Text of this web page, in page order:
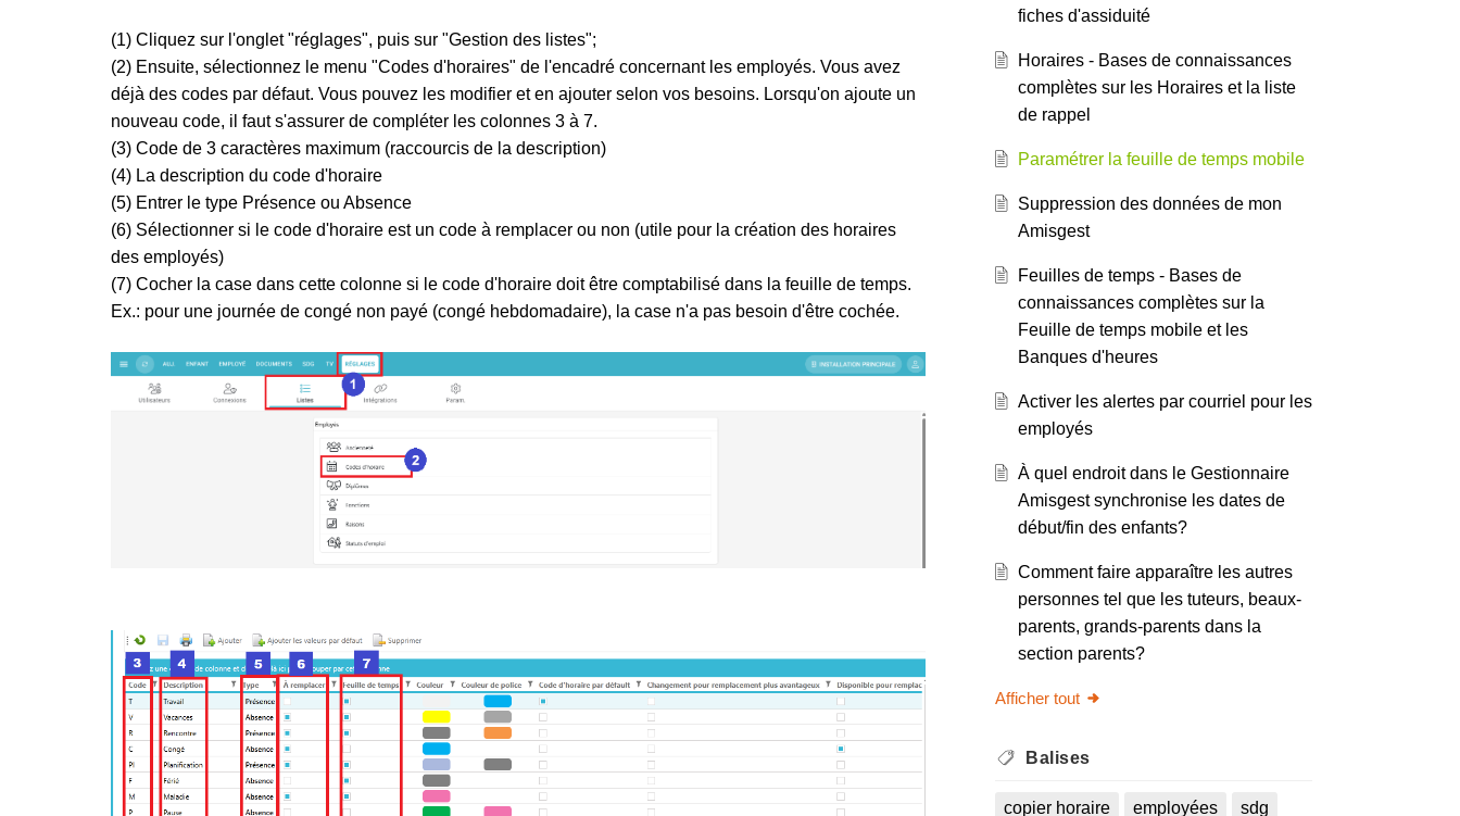
(1) Cliquez sur l'onglet "réglages", puis sur "Gestion des listes";
(2) Ensuite, sélectionnez le menu "Codes d'horaires" de l'encadré concernant les employés. Vous avez
déjà des codes par défaut. Vous pouvez les modifier et en ajouter selon vos besoins. Lorsqu'on ajoute un
nouveau code, il faut s'assurer de compléter les colonnes 3 à 7.
(3) Code de 3 caractères maximum (raccourcis de la description)
(4) La description du code d'horaire
(5) Entrer le type Présence ou Absence
(6) Sélectionner si le code d'horaire est un code à remplacer ou non (utile pour la création des horaires
des employés)
(7) Cocher la case dans cette colonne si le code d'horaire doit être comptabilisé dans la feuille de temps.
Ex.: pour une journée de congé non payé (congé hebdomadaire), la case n'a pas besoin d'être cochée.
fiches d'assiduité
Horaires - Bases de connaissances
complètes sur les Horaires et la liste
de rappel
Paramétrer la feuille de temps mobile
Suppression des données de mon
Amisgest
Feuilles de temps - Bases de
connaissances complètes sur la
Feuille de temps mobile et les
Banques d'heures
Activer les alertes par courriel pour les
employés
À quel endroit dans le Gestionnaire
Amisgest synchronise les dates de
début/fin des enfants?
Comment faire apparaître les autres
personnes tel que les tuteurs, beaux-
parents, grands-parents dans la
section parents?
Afficher tout
Balises
copier horaire employées
sdg